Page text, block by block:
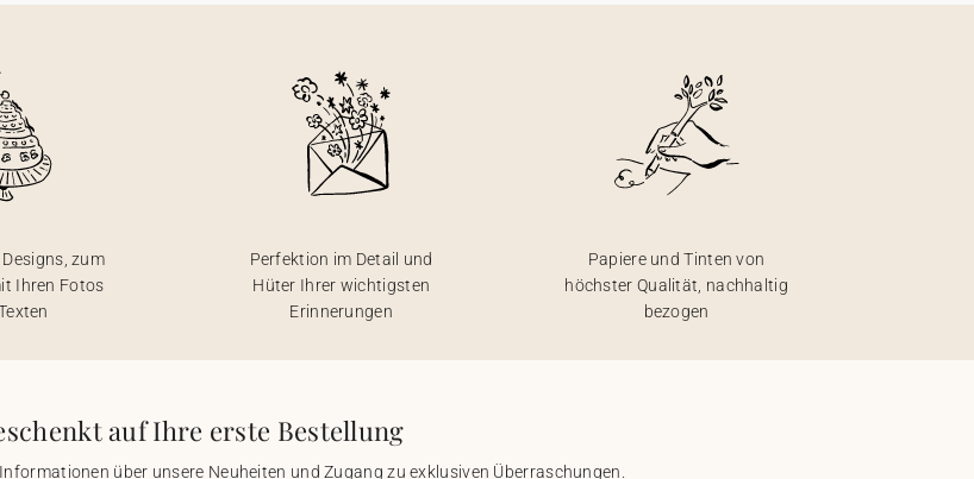
zum
Ihren Fotos
Perfektion im Detail und
Hüter Ihrer wichtigsten
Erinnerungen
Papiere und Tinten von
höchster Qualität, nachhaltig
bezogen
auf Ihre erste Bestellung
über unsere Neuheiten und Zugang zu exklusiven Überraschungen.